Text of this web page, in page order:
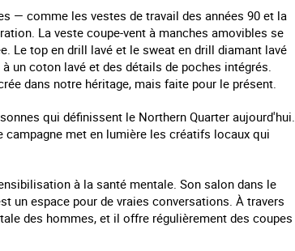
— comme les vestes de travail des années 90 et la
La veste coupe-vent à manches amovibles se
Le top en drill lavé et le sweat en drill diamant lavé
un coton lavé et des détails de poches intégrés.
dans notre héritage, mais faite pour le présent.
qui définissent le Northern Quarter aujourd'hui.
campagne met en lumière les créatifs locaux qui
à la santé mentale. Son salon dans le
un espace pour de vraies conversations. À travers
des hommes, et il offre régulièrement des coupes